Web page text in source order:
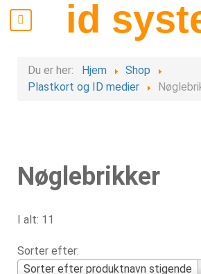
id
Du er her: Hjem
Shop
Plastkort og ID medier
Nøglebrikker
I alt: 11
Sorter efter:
Sorter efter produktnavn stigende